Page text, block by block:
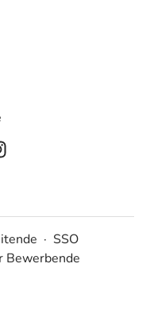
· SSO
Bewerbende